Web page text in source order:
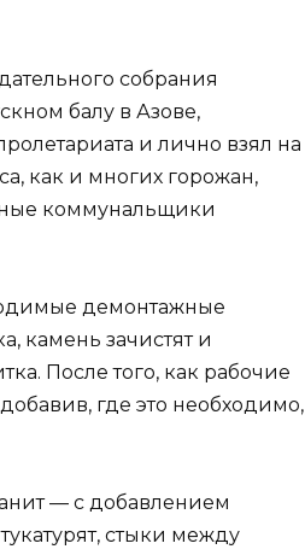
собрания
балу в Азове,
и лично взял на
как и многих горожан,
коммунальщики
демонтажные
камень зачистят и
После того, как рабочие
где это необходимо,
— с добавлением
стыки между